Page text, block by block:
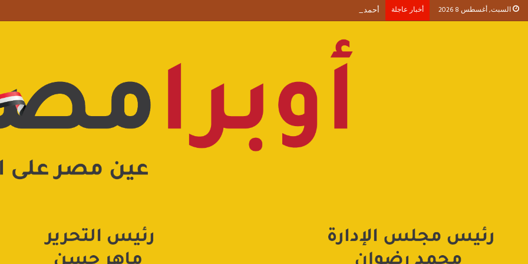
السبت, أغسطس 8 2026 أخبار عاجلة أحمد طنطاوي يكتب حين يصبح الوجود علامة استفهام